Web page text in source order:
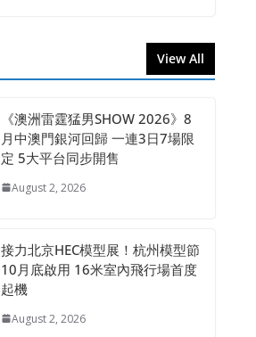
View All
《澳洲雷霆猛男SHOW 2026》8
月中澳門銀河回歸 一連3日7場限
定 5大平台同步開售
August 2, 2026
接力北京HEC模型展！杭州模型節
10月底啟用 16米室內飛行場首度
起機
August 2, 2026